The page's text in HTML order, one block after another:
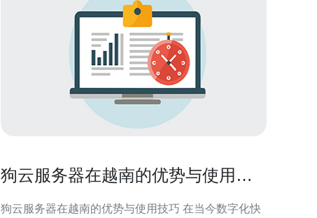
狗云服务器在越南的优势与使用技
狗云服务器在越南的优势与使用技巧 在当今数字化快